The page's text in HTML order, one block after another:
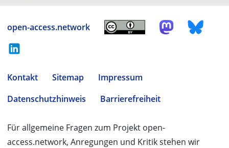
open-access.network
Kontakt Sitemap
Impressum
Datenschutzhinweis
Barrierefreiheit
Für allgemeine Fragen zum Projekt open-
access.network, Anregungen und Kritik stehen wir